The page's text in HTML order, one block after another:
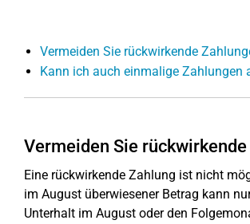
Vermeiden Sie rückwirkende
Kann ich auch einmalige Zahlungen
Vermeiden Sie
Eine rückwirkende Zahlung ist nicht
im August überwiesener Betrag kann
Unterhalt im August oder den